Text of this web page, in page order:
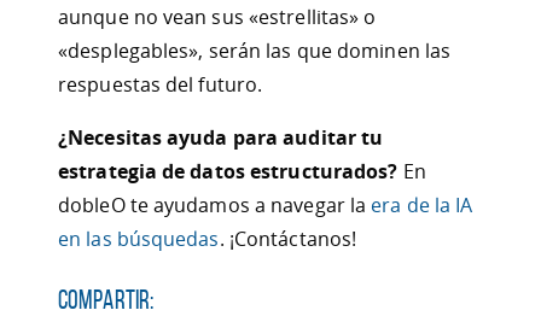
aunque no vean sus «estrellitas» o
«desplegables», serán las que dominen las
respuestas del futuro.
¿Necesitas ayuda para auditar tu
estrategia de datos estructurados? En
dobleO te ayudamos a navegar la era de la IA
en las búsquedas. ¡Contáctanos!
Compartir: